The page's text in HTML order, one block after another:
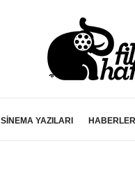
SİNEMA YAZILARI HABERLER